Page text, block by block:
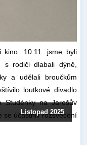
Listopad 2025
kino. 10.11. jsme byli
s rodiči dlabali dýně,
a udělali broučkům
loutkové divadlo
Studénky na Jarošův
se účastnili rozsvěcení